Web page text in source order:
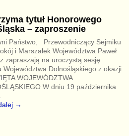
tytuł Honorowego
– zaproszenie
Państwo, Przewodniczący Sejmiku
i Marszałek Województwa Paweł
zapraszają na uroczystą sesję
Województwa Dolnośląskiego z okazji
WOJEWÓDZTWA
W dniu 19 października
→